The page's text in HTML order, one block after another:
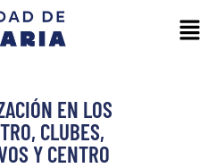
EN LOS
CLUBES,
Y CENTRO